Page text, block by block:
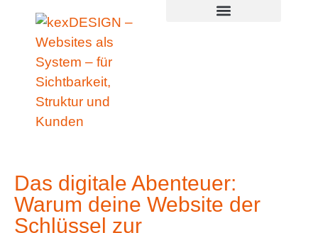
springen
springen
Das digitale Abenteuer:
Warum deine Website der
Schlüssel zur